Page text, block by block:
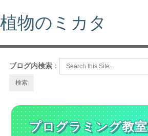
植物のミカタ
ブログ内検索 ：
プログラミング教室